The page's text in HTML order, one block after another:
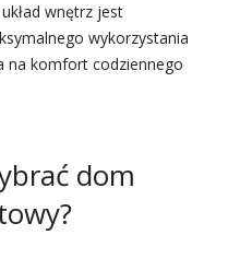
wnętrz jest
wykorzystania
na komfort codziennego
dom